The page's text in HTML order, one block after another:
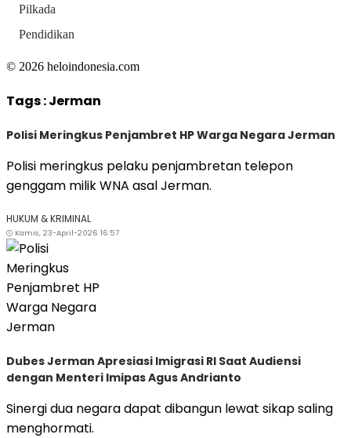
Pilkada
Pendidikan
© 2026 heloindonesia.com
Tags :Jerman
Polisi Meringkus Penjambret HP Warga Negara Jerman
Polisi meringkus pelaku penjambretan telepon
genggam milik WNA asal Jerman.
HUKUM & KRIMINAL
Kamis, 23-April-2026 16:57
Dubes Jerman Apresiasi Imigrasi RI Saat Audiensi
dengan Menteri Imipas Agus Andrianto
Sinergi dua negara dapat dibangun lewat sikap saling
menghormati.